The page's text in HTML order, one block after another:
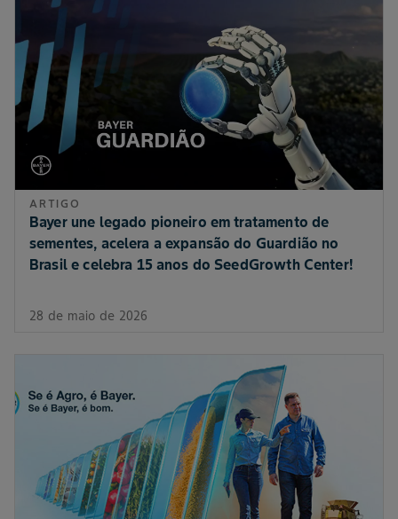
ARTIGO
Bayer une legado pioneiro em tratamento de
sementes, acelera a expansão do Guardião no
Brasil e celebra 15 anos do SeedGrowth Center!
28 de maio de 2026